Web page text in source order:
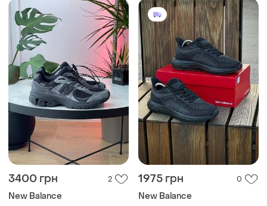
3400 грн 2
New Balance
1975 грн 0
New Balance